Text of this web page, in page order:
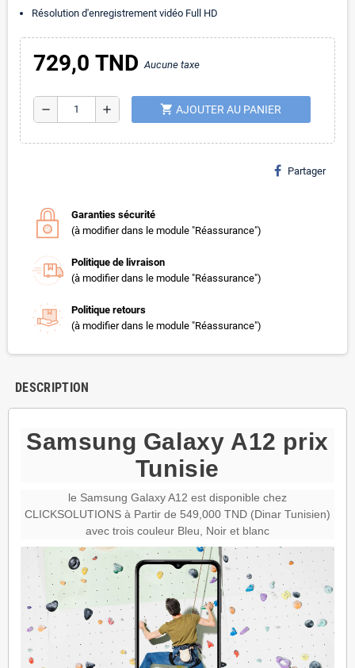
Résolution d'enregistrement vidéo Full HD
729,0 TNDAucune taxe
remove add shopping_cart AJOUTER AU PANIER
Partager
Garanties sécurité
(à modifier dans le module "Réassurance")
Politique de livraison
(à modifier dans le module "Réassurance")
Politique retours
(à modifier dans le module "Réassurance")
DESCRIPTION
Samsung Galaxy A12 prix
Tunisie
le Samsung Galaxy A12 est disponible chez
CLICKSOLUTIONS à Partir de 549,000 TND (Dinar Tunisien)
avec trois couleur Bleu, Noir et blanc